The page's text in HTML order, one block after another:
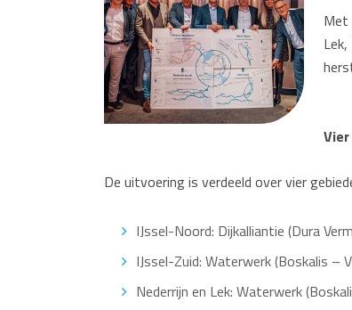
Met
De uitvoering is verdeeld over vier
IJssel-Noord: Dijkalliantie (Dura
IJssel-Zuid: Waterwerk (Boskalis –
Nederrijn en Lek: Waterwerk